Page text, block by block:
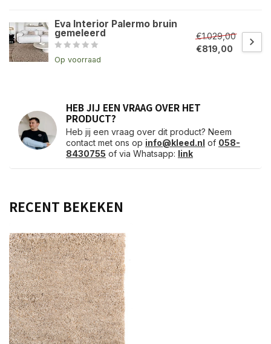
Eva Interior Palermo bruin
gemeleerd
Op voorraad
€1.029,00
€819,00
HEB JIJ EEN VRAAG OVER HET
PRODUCT?
Heb jij een vraag over dit product? Neem
contact met ons op info@kleed.nl of 058-
8430755 of via Whatsapp: link
RECENT BEKEKEN